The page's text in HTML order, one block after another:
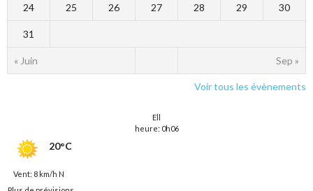
« Juin Sep »
24 25 26 27 28 29 30
31
Voir tous les évènements
Ell
heure: 0h06
20°C
Vent: 8 km/h N